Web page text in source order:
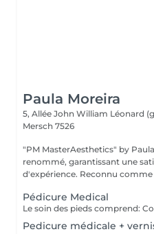
Paula Moreira
5, Allée John William Léonard
Mersch 7526
"PM MasterAesthetics" by
renommé, garantissant une
d'expérience. Reconnu
Pédicure Medical
Pedicure médicale +